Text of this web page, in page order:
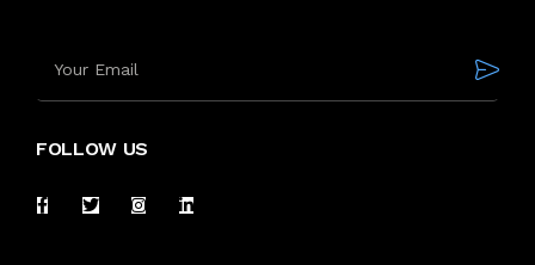
FOLLOW US